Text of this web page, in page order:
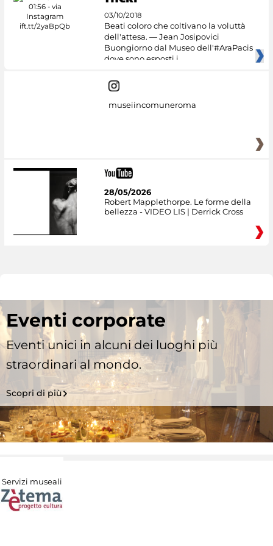
03/10/2018
Beati coloro che coltivano la voluttà
dell'attesa. — Jean Josipovici
Buongiorno dal Museo dell'#AraPacis
dove sono esposti i
museiincomuneroma
28/05/2026
Robert Mapplethorpe. Le forme della
bellezza - VIDEO LIS | Derrick Cross
Eventi corporate
Eventi unici in alcuni dei luoghi più
straordinari al mondo.
Scopri di più
Servizi museali